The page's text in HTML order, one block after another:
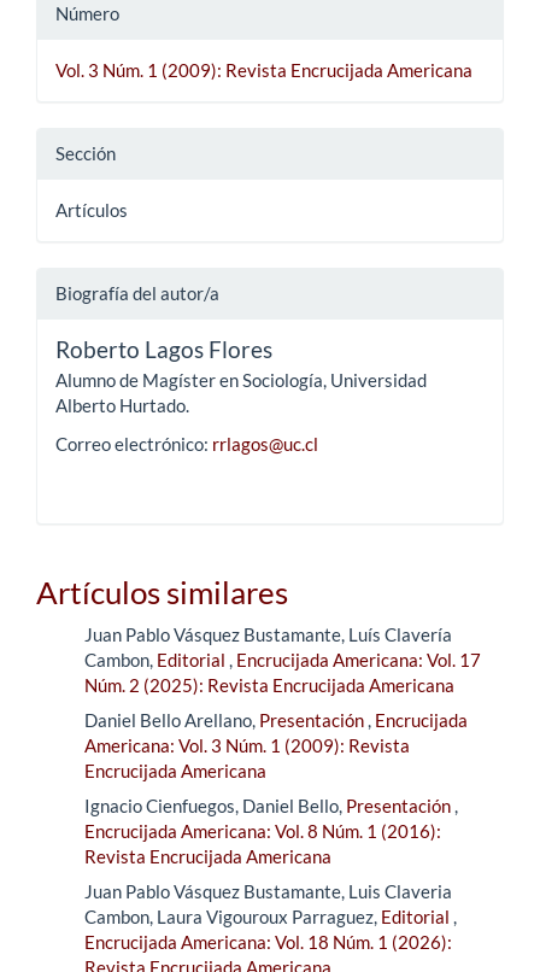
Número
Vol. 3 Núm. 1 (2009): Revista Encrucijada Americana
Sección
Artículos
Biografía del autor/a
Roberto Lagos Flores
Alumno de Magíster en Sociología, Universidad
Alberto Hurtado.
Correo electrónico: rrlagos@uc.cl
Artículos similares
Juan Pablo Vásquez Bustamante, Luís Clavería
Cambon, Editorial , Encrucijada Americana: Vol. 17
Núm. 2 (2025): Revista Encrucijada Americana
Daniel Bello Arellano, Presentación, Encrucijada
Americana: Vol. 3 Núm. 1 (2009): Revista
Encrucijada Americana
Ignacio Cienfuegos, Daniel Bello, Presentación,
Encrucijada Americana: Vol. 8 Núm. 1 (2016):
Revista Encrucijada Americana
Juan Pablo Vásquez Bustamante, Luis Claveria
Cambon, Laura Vigouroux Parraguez, Editorial ,
Encrucijada Americana: Vol. 18 Núm. 1 (2026):
Revista Encrucijada Americana